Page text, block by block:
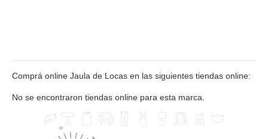
Comprá online Jaula de Locas en las siguientes tiendas online:
No se encontraron tiendas online para esta marca.